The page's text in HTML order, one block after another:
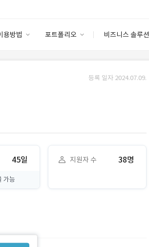
용방법 포트폴리오 비즈니스 솔루션
안심 코드 케어
등록 일자 2024.07.09.
45일
가능
지원자 수 38명